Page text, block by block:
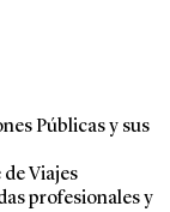
Públicas y sus
Viajes
profesionales y